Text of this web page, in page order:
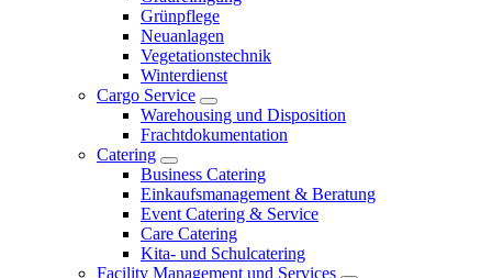
Grünpflege
Neuanlagen
Vegetationstechnik
Winterdienst
Cargo Service
Warehousing und Disposition
Frachtdokumentation
Catering
Business Catering
Einkaufsmanagement & Beratung
Event Catering & Service
Care Catering
Kita- und Schulcatering
Facility Management und Services